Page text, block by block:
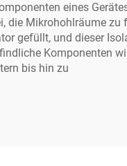
eines
die Mikrohohlräume zu
gefüllt, und dieser
Komponenten
bis hin zu